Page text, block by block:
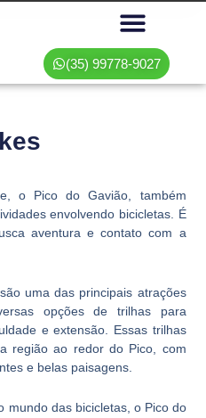
(35) 99778-9027
o Pico do Gavião, também
envolvendo bicicletas. É
aventura e contato com a
uma das principais atrações
opções de trilhas para
e extensão. Essas trilhas
região ao redor do Pico, com
e belas paisagens.
mundo das bicicletas, o Pico do